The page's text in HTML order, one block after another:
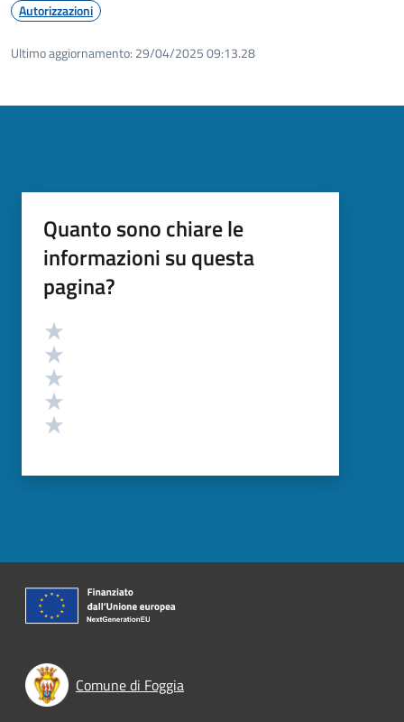
Autorizzazioni
Ultimo aggiornamento: 29/04/2025 09:13.28
Quanto sono chiare le
informazioni su questa
pagina?
Valutazione
Comune di Foggia